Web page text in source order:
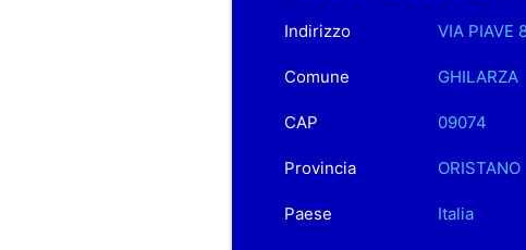
Indirizzo VIA PIAVE
Comune GHILARZA
CAP 09074
Provincia ORISTANO
Paese Italia